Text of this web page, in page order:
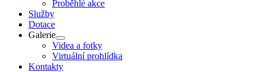
menu
Proběhlé akce
Služby
Dotace
Galerie
Show
sub
menu
Videa a fotky
Virtuální prohlídka
Kontakty